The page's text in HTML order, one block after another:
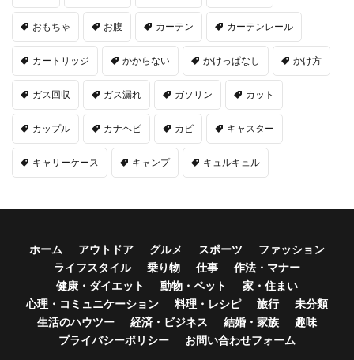
おもちゃ お腹 カーテン カーテンレール
カートリッジ かからない かけっぱなし かけ方
ガス回収 ガス漏れ ガソリン カット
カップル カナヘビ カビ キャスター
キャリーケース キャンプ キュルキュル
ホーム アウトドア グルメ スポーツ
ファッション
ライフスタイル
乗り物 仕事
作法・マナー
健康・ダイエット
動物・ペット
家・住まい
心理・コミュニケーション
料理・レシピ 旅行
未分類
生活のハウツー
経済・ビジネス 結婚・家族
趣味
プライバシーポリシー
お問い合わせフォーム